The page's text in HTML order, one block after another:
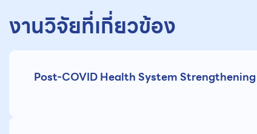
งานวิจัยที่เกี่ยวข้อง
Post-COVID Health System Strengthening